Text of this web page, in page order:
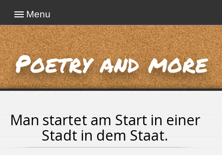
Menu
Poetry and more
Man startet am Start in einer
Stadt in dem Staat.